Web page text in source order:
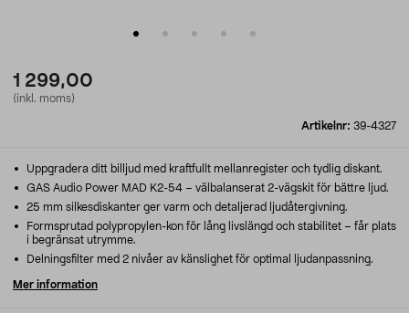
1 299,00
(inkl. moms)
Artikelnr: 39-4327
Uppgradera ditt billjud med kraftfullt mellanregister och tydlig diskant.
GAS Audio Power MAD K2-54 – välbalanserat 2-vägskit för bättre ljud.
25 mm silkesdiskanter ger varm och detaljerad ljudåtergivning.
Formsprutad polypropylen-kon för lång livslängd och stabilitet – får plats
i begränsat utrymme.
Delningsfilter med 2 nivåer av känslighet för optimal ljudanpassning.
Mer information